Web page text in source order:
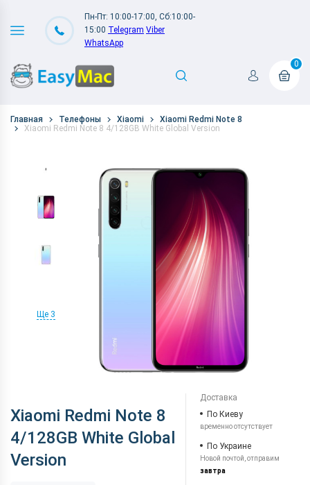
Пн-Пт: 10:00-17:00, Сб:10:00-
15:00 Telegram Viber
WhatsApp
0
Главная Телефоны Xiaomi
Xiaomi Redmi Note 8
Xiaomi Redmi Note 8 4/128GB White Global Version
Ще 3
Xiaomi Redmi Note 8
4/128GB White Global
Version
Доставка
По Киеву
временно отсутствует
По Украине
Новой почтой, отправим
завтра